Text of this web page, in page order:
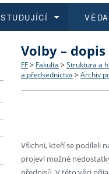
Struktura a historie
Absolventi fakulty
Fakultní školy FF
Co studovat a jak se
STUDUJÍCÍ
Bakalářské a
O vědě a výzkumu
Aktuální nabídky a
Vyjíždějící
Volby – dopis
FF > Fakulta > Struktura a
a předsednictva > Archiv
Všichni, kteří se podíleli
projeví možné